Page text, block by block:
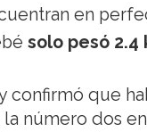
en
solo pesó 2.4
confirmó que
número dos